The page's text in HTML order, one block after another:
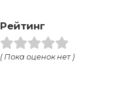
Рейтинг
( Пока оценок нет )